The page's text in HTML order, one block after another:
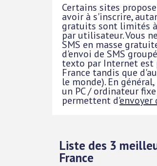
Certains sites
avoir à s'inscrire,
gratuits sont limités
par utilisateur. Vous
SMS en masse
d'envoi de SMS
texto par Internet est
France tandis que
le monde). En
un PC / ordinateur
permettent d'envoyer
Liste des 3
France